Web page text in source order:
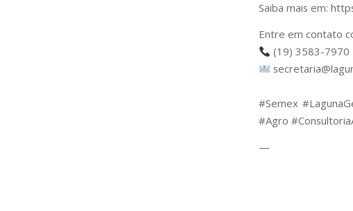
Saiba mais em:
Entre em contato
(19) 3583-7970
#Semex
#Agro
—